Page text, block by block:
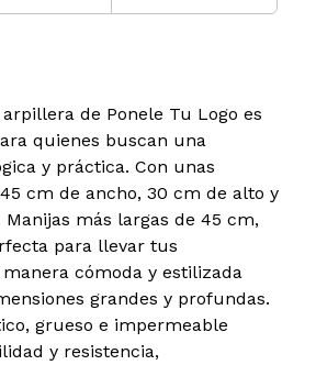
de Ponele Tu Logo es
quienes buscan una
y práctica. Con unas
cm de ancho, 30 cm de alto y
más largas de 45 cm,
para llevar tus
cómoda y estilizada
grandes y profundas.
grueso e impermeable
y resistencia,